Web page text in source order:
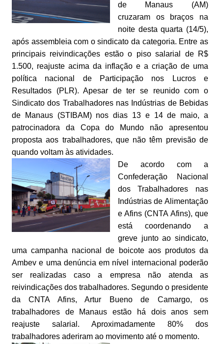
de Manaus (AM)
cruzaram os braços na
noite desta quarta (14/5),
após assembleia com o sindicato da categoria. Entre as
principais reivindicações estão o piso salarial de R$
1.500, reajuste acima da inflação e a criação de uma
política nacional de Participação nos Lucros e
Resultados (PLR). Apesar de ter se reunido com o
Sindicato dos Trabalhadores nas Indústrias de Bebidas
de Manaus (STIBAM) nos dias 13 e 14 de maio, a
patrocinadora da Copa do Mundo não apresentou
proposta aos trabalhadores, que não têm previsão de
quando voltam às atividades.
De acordo com a
Confederação Nacional
dos Trabalhadores nas
Indústrias de Alimentação
e Afins (CNTA Afins), que
está coordenando a
greve junto ao sindicato,
uma campanha nacional de boicote aos produtos da
Ambev e uma denúncia em nível internacional poderão
ser realizadas caso a empresa não atenda as
reivindicações dos trabalhadores. Segundo o presidente
da CNTA Afins, Artur Bueno de Camargo, os
trabalhadores de Manaus estão há dois anos sem
reajuste salarial. Aproximadamente 80% dos
trabalhadores aderiram ao movimento até o momento.